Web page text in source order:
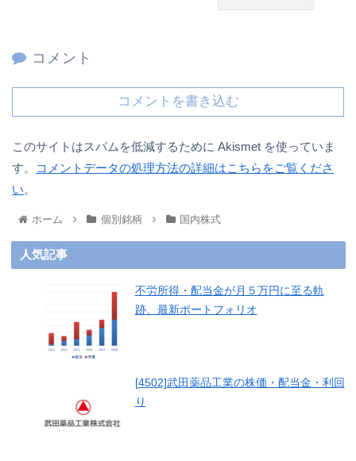
コメント
コメントを書き込む
このサイトはスパムを低減するために Akismet を使っていま
す。
コメントデータの処理方法の詳細はこちらをご覧くださ
い。
ホーム 個別銘柄 国内株式
人気記事
不労所得・配当金が月５万円に至る軌
跡、最新ポートフォリオ
[4502]武田薬品工業の株価・配当金・利回
り